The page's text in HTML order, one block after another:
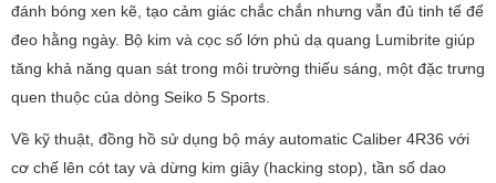
đánh bóng xen kẽ, tạo cảm giác chắc chắn nhưng vẫn đủ tinh tế để
đeo hằng ngày. Bộ kim và cọc số lớn phủ dạ quang Lumibrite giúp
tăng khả năng quan sát trong môi trường thiếu sáng, một đặc trưng
quen thuộc của dòng Seiko 5 Sports.
Về kỹ thuật, đồng hồ sử dụng bộ máy automatic Caliber 4R36 với
cơ chế lên cót tay và dừng kim giây (hacking stop), tần số dao